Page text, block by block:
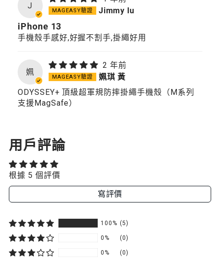
J
Jimmy lu
iPhone 13
手機殼手感好,好握不割手,掛繩好用
姵
2 年前
姵琪 黃
ODYSSEY+ 頂級超軍規防摔掛繩手機殼（M系列
支援MagSafe）
用戶評論
根據 5 個評價
寫評價
100% (5)
0% (0)
0% (0)